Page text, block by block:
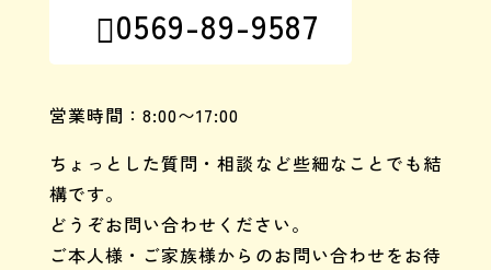
0569-89-9587
営業時間：8:00〜17:00
ちょっとした質問・相談など些細なことでも結
構です。
どうぞお問い合わせください。
ご本人様・ご家族様からのお問い合わせをお待